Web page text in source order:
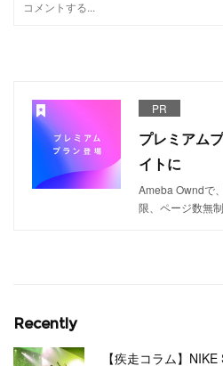
PR
プレミアム
イトに
Ameba Owndで
限、ページ数無
Recently
【疾走コラム】